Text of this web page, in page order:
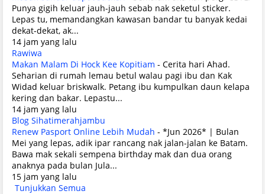
Punya gigih keluar jauh-jauh sebab nak seketul sticker.
Lepas tu, memandangkan kawasan bandar tu banyak kedai
dekat-dekat, ak...
14 jam yang lalu
Rawiwa
Makan Malam Di Hock Kee Kopitiam - Cerita hari Ahad.
Seharian di rumah lemau betul walau pagi ibu dan Kak
Widad keluar briskwalk. Petang ibu kumpulkan daun kelapa
kering dan bakar. Lepastu...
14 jam yang lalu
Blog Sihatimerahjambu
Renew Pasport Online Lebih Mudah - *Jun 2026* | Bulan
Mei yang lepas, adik ipar rancang nak jalan-jalan ke Batam.
Bawa mak sekali sempena birthday mak dan dua orang
anaknya pada bulan Jula...
15 jam yang lalu
Tunjukkan Semua